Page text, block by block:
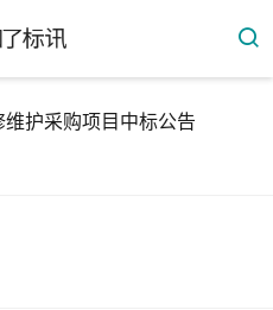
护采购项目中标公告